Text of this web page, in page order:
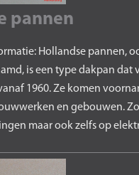
pannen
Hollandse pannen,
is een type dakpan dat
1960. Ze komen
en gebouwen.
maar ook zelfs op